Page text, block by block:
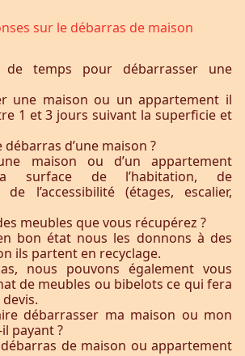
sur le débarras de maison
de temps pour débarrasser une
une maison ou un appartement il
1 et 3 jours suivant la superficie et
d’une maison ?
maison ou d’un appartement
surface de l’habitation, de
de l’accessibilité (étages, escalier,
meubles que vous récupérez ?
bon état nous les donnons à des
ils partent en recyclage.
nous pouvons également vous
de meubles ou bibelots ce qui fera
débarrasser ma maison ou mon
payant ?
de maison ou appartement